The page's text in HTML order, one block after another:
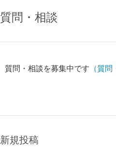
質問・相談
質問・相談を募集中です （質
新規投稿